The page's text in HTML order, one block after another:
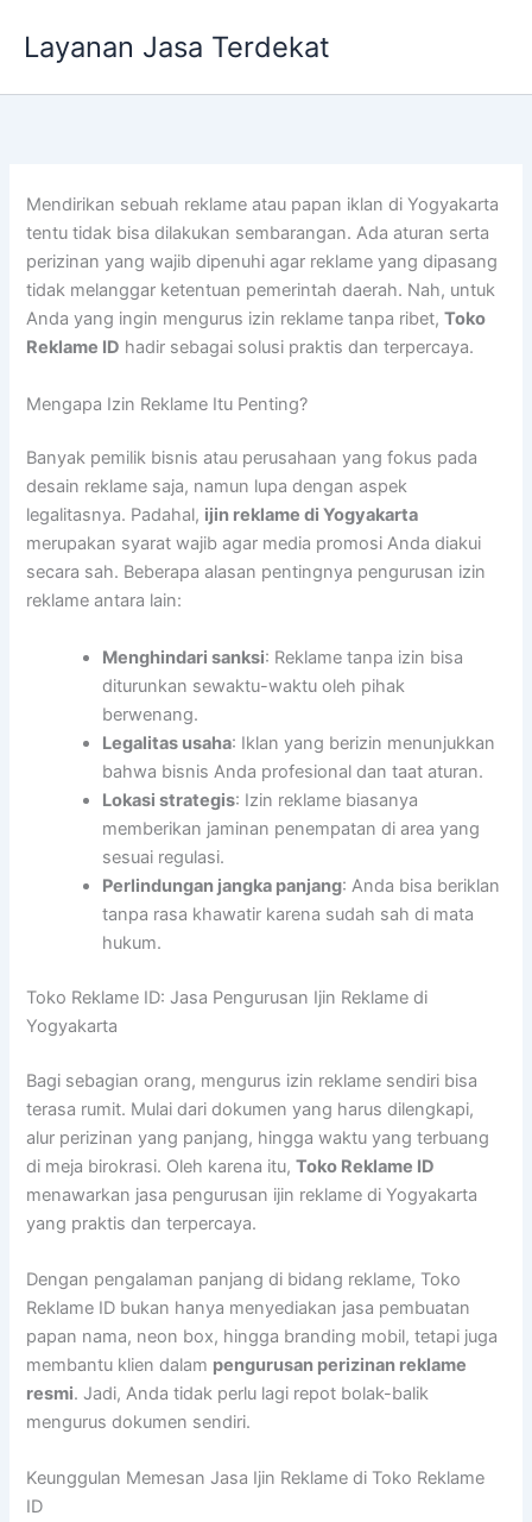
Layanan Jasa Terdekat
Mendirikan sebuah reklame atau papan iklan di Yogyakarta
tentu tidak bisa dilakukan sembarangan. Ada aturan serta
perizinan yang wajib dipenuhi agar reklame yang dipasang
tidak melanggar ketentuan pemerintah daerah. Nah, untuk
Anda yang ingin mengurus izin reklame tanpa ribet,Toko
Reklame ID hadir sebagai solusi praktis dan terpercaya.
Mengapa Izin Reklame Itu Penting?
Banyak pemilik bisnis atau perusahaan yang fokus pada
desain reklame saja, namun lupa dengan aspek
legalitasnya. Padahal, ijin reklame di Yogyakarta
merupakan syarat wajib agar media promosi Anda diakui
secara sah. Beberapa alasan pentingnya pengurusan izin
reklame antara lain:
Menghindari sanksi: Reklame tanpa izin bisa
diturunkan sewaktu-waktu oleh pihak
berwenang.
Legalitas usaha: Iklan yang berizin menunjukkan
bahwa bisnis Anda profesional dan taat aturan.
Lokasi strategis: Izin reklame biasanya
memberikan jaminan penempatan di area yang
sesuai regulasi.
Perlindungan jangka panjang: Anda bisa beriklan
tanpa rasa khawatir karena sudah sah di mata
hukum.
Toko Reklame ID: Jasa Pengurusan Ijin Reklame di
Yogyakarta
Bagi sebagian orang, mengurus izin reklame sendiri bisa
terasa rumit. Mulai dari dokumen yang harus dilengkapi,
alur perizinan yang panjang, hingga waktu yang terbuang
di meja birokrasi. Oleh karena itu,Toko Reklame ID
menawarkan jasa pengurusan ijin reklame di Yogyakarta
yang praktis dan terpercaya.
Dengan pengalaman panjang di bidang reklame, Toko
Reklame ID bukan hanya menyediakan jasa pembuatan
papan nama, neon box, hingga branding mobil, tetapi juga
membantu klien dalam pengurusan perizinan reklame
resmi. Jadi, Anda tidak perlu lagi repot bolak-balik
mengurus dokumen sendiri.
Keunggulan Memesan Jasa Ijin Reklame di Toko Reklame
ID